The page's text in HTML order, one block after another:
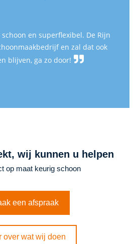
en superflexibel. De Rijn
en zal dat ook
blijven, ga zo door!
wij kunnen u helpen
op maat keurig schoon
een afspraak
over wat wij doen